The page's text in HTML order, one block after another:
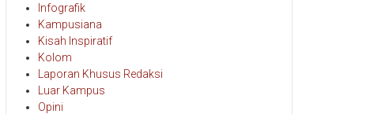
Infografik
Kampusiana
Kisah Inspiratif
Kolom
Laporan Khusus Redaksi
Luar Kampus
Opini